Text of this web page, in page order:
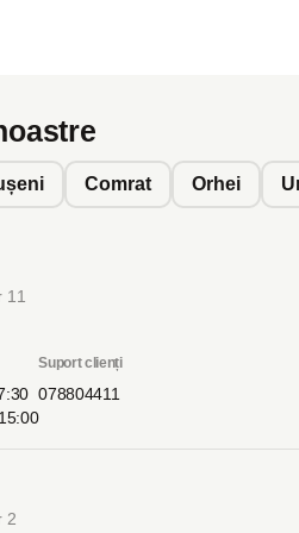
Comrat Orhei
11
Suport clienți
078804411
2